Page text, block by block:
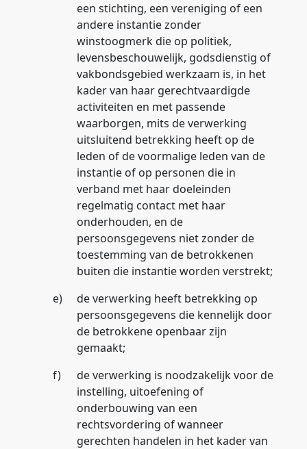
een stichting, een vereniging of een
andere instantie zonder
winstoogmerk die op politiek,
levensbeschouwelijk, godsdienstig of
vakbondsgebied werkzaam is, in het
kader van haar gerechtvaardigde
activiteiten en met passende
waarborgen, mits de verwerking
uitsluitend betrekking heeft op de
leden of de voormalige leden van de
instantie of op personen die in
verband met haar doeleinden
regelmatig contact met haar
onderhouden, en de
persoonsgegevens niet zonder de
toestemming van de betrokkenen
buiten die instantie worden verstrekt;
e)
de verwerking heeft betrekking op
persoonsgegevens die kennelijk door
de betrokkene openbaar zijn
gemaakt;
f)
de verwerking is noodzakelijk voor de
instelling, uitoefening of
onderbouwing van een
rechtsvordering of wanneer
gerechten handelen in het kader van